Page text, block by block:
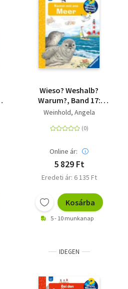
Wieso? Weshalb?
Warum?, Band 17:
Komm mit ans Meer
Weinhold, Angela
Online ár:
5 829 Ft
Eredeti ár: 6 135 Ft
Kosárba
5 - 10 munkanap
IDEGEN